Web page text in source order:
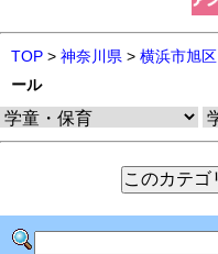
TOP > 神奈川県 > 横浜市旭区
ール